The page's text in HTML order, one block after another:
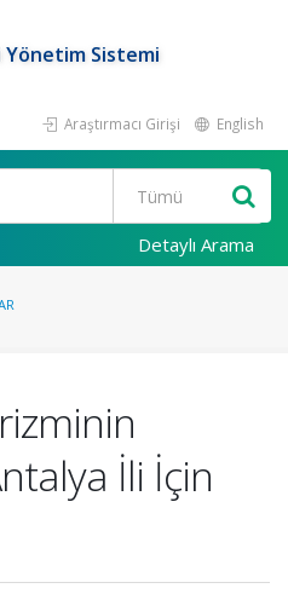
Sistemi
Araştırmacı Girişi English
Detaylı Arama
İli İçin